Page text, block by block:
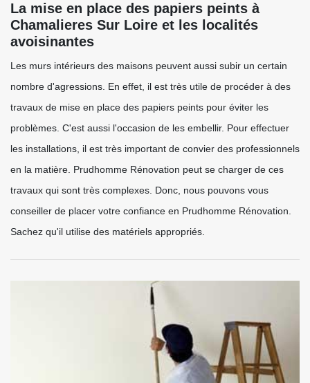
La mise en place des papiers peints à
Chamalieres Sur Loire et les localités
avoisinantes
Les murs intérieurs des maisons peuvent aussi subir un certain
nombre d'agressions. En effet, il est très utile de procéder à des
travaux de mise en place des papiers peints pour éviter les
problèmes. C'est aussi l'occasion de les embellir. Pour effectuer
les installations, il est très important de convier des professionnels
en la matière. Prudhomme Rénovation peut se charger de ces
travaux qui sont très complexes. Donc, nous pouvons vous
conseiller de placer votre confiance en Prudhomme Rénovation.
Sachez qu'il utilise des matériels appropriés.